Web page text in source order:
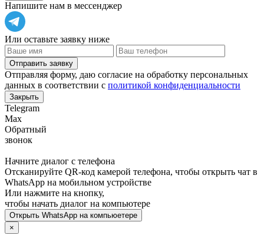
Напишите нам в мессенджер
Или оставьте заявку ниже
Отправить заявку
Отправляя форму, даю согласие на обработку персональных
данных в соответствии с политикой конфиденциальности
Закрыть
Telegram
Max
Обратный
звонок
Начните диалог с телефона
Отсканируйте QR-код камерой телефона, чтобы открыть чат в
WhatsApp на мобильном устройстве
Или нажмите на кнопку,
чтобы начать диалог на компьютере
Открыть WhatsApp на компьюетере
×